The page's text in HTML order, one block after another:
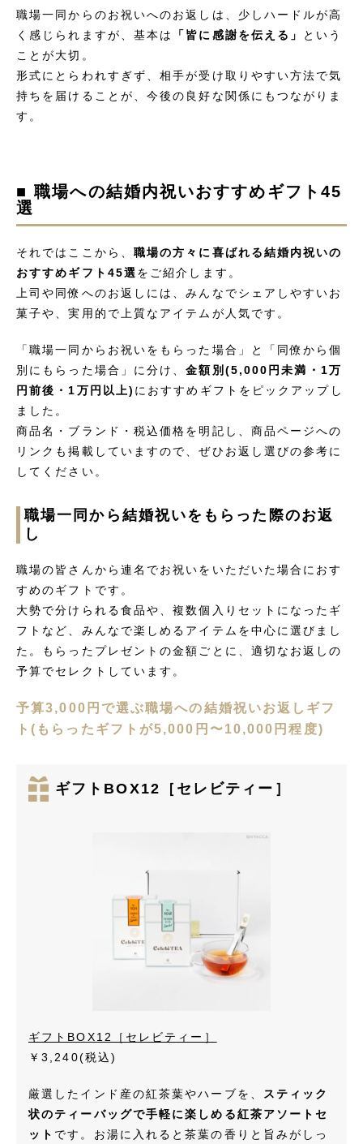
職場一同からのお祝いへのお返しは、少しハードルが高
く感じられますが、基本は
「皆に感謝を伝える」
という
ことが大切。
形式にとらわれすぎず、相手が受け取りやすい方法で気
持ちを届けることが、今後の良好な関係にもつながりま
す。
■ 職場への結婚内祝いおすすめギフト45
選
それではここから、 職場の方々に喜ばれる結婚内祝いの
おすすめギフト45選をご紹介します。
上司や同僚へのお返しには、みんなでシェアしやすいお
菓子や、実用的で上質なアイテムが人気です。
「職場一同からお祝いをもらった場合」と「同僚から個
別にもらった場合」に分け、金額別(5,000円未満・1万
円前後・1万円以上) におすすめギフトをピックアップし
ました。
商品名・ブランド・税込価格を明記し、商品ページへの
リンクも掲載していますので、ぜひお返し選びの参考に
してください。
職場一同から結婚祝いをもらった際のお返
し
職場の皆さんから連名でお祝いをいただいた場合におす
すめのギフトです。
大勢で分けられる食品や、複数個入りセットになったギ
フトなど、みんなで楽しめるアイテムを中心に選びまし
た。もらったプレゼントの金額ごとに、適切なお返しの
予算でセレクトしています。
予算3,000円で選ぶ職場への結婚祝いお返しギフ
ト(もらったギフトが5,000円〜10,000円程度)
ギフトBOX12［セレビティー］
ギフトBOX12［セレビティー］
￥3,240(税込)
厳選したインド産の紅茶葉やハーブを、 スティック
状のティーバッグで手軽に楽しめる紅茶アソートセ
ット です。お湯に入れると茶葉の香りと旨みがしっ